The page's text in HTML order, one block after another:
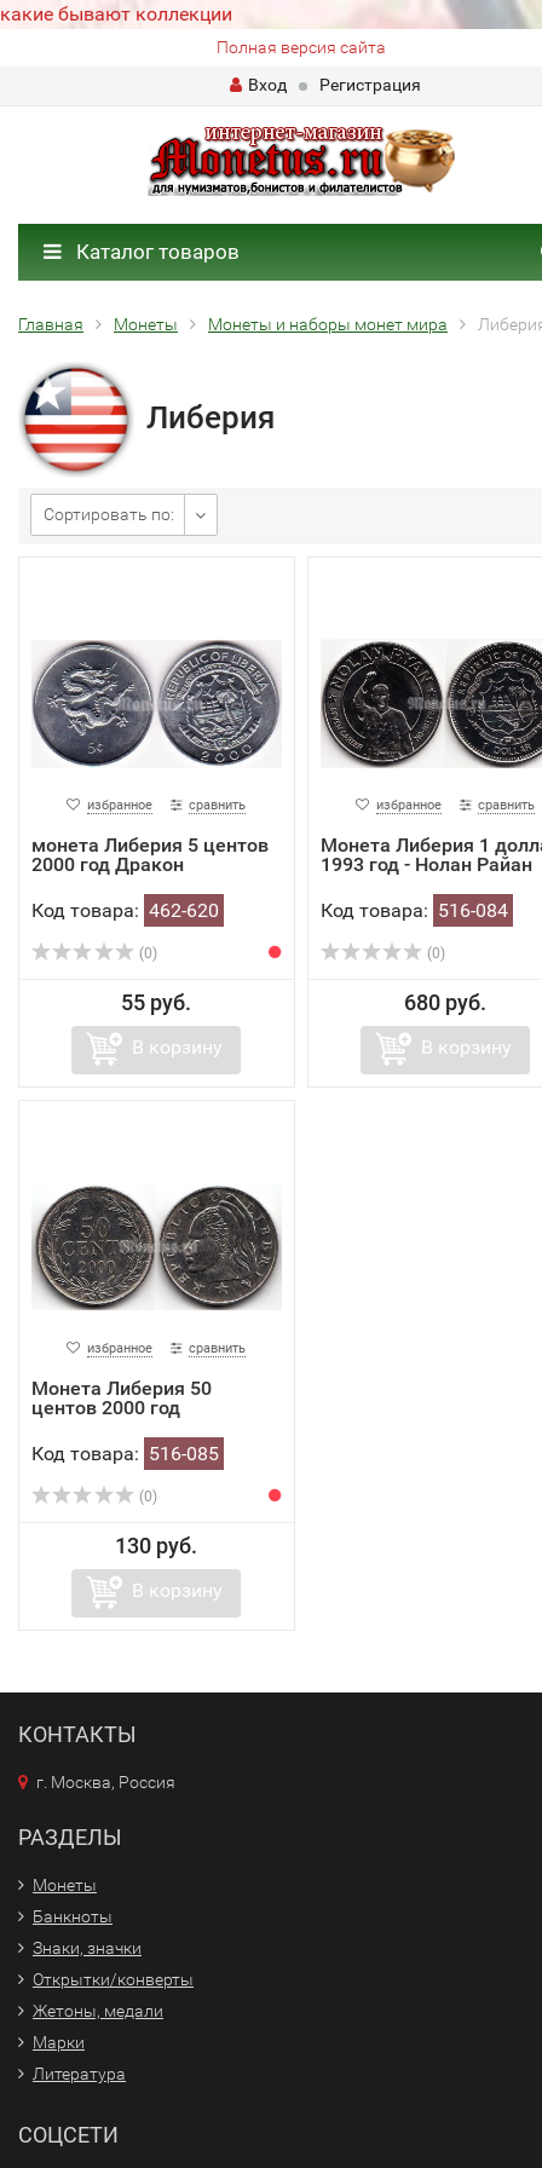
какие бывают коллекции
Полная версия сайта
Вход
Регистрация
Каталог товаров
Главная Монеты Монеты и наборы монет мира
Либерия
Сортировать по:
избранное сравнить
монета Либерия 5 центов
2000 год Дракон
Код товара: 462-620
(0)
55 руб.
В корзину
избранное сравнить
Монета Либерия 1
1993 год - Нолан Райан
Код товара: 516-084
(0)
680 руб.
В корзину
избранное сравнить
Монета Либерия 50
центов 2000 год
Код товара: 516-085
(0)
130 руб.
В корзину
КОНТАКТЫ
г. Москва, Россия
РАЗДЕЛЫ
Монеты
Банкноты
Знаки, значки
Открытки/конверты
Жетоны, медали
Марки
Литература
СОЦСЕТИ